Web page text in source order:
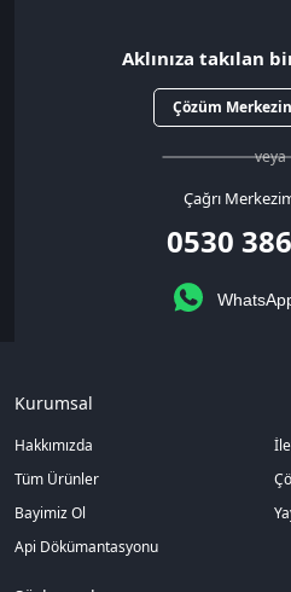
Aklınıza takılan
Çözüm
veya
Çağrı
0530
Kurumsal
Hakkımızda
Tüm Ürünler
Bayimiz Ol
Api Dökümantasyonu